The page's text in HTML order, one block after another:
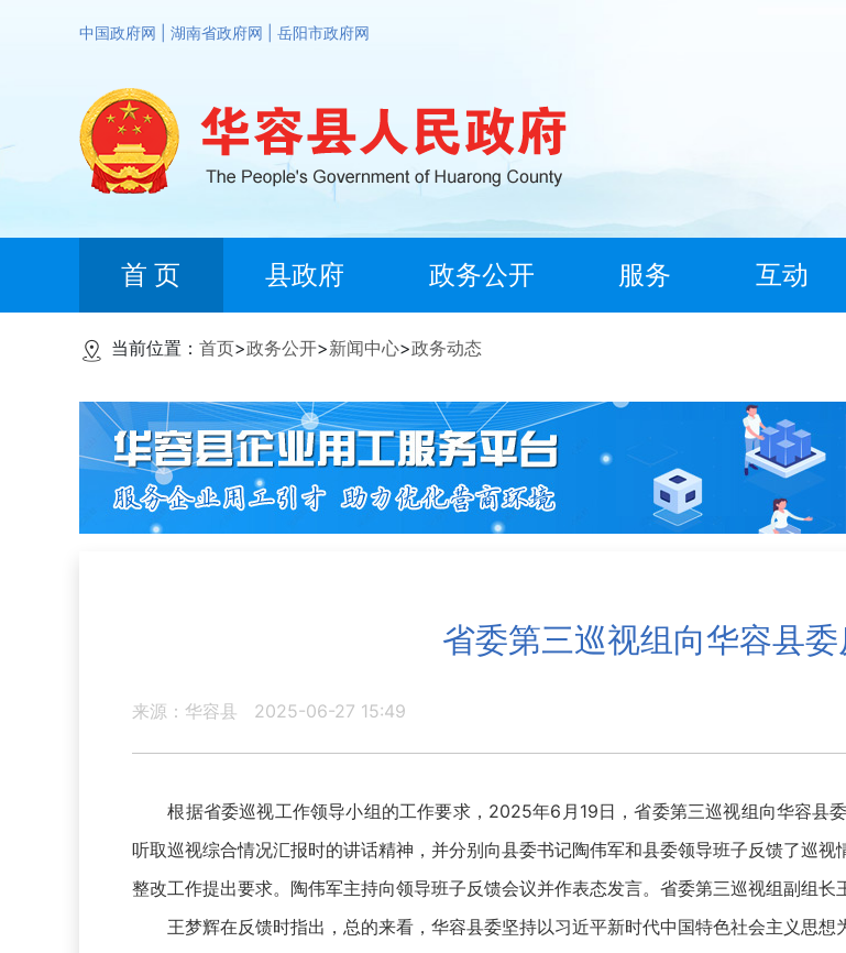
中国政府网 湖南省政府网 岳阳市政府网
首 页 县政府 政务公开 服务 互动
当前位置： 首页>政务公开>新闻中心>政务动态
省委第三巡视组向华容县
来源：华容县 2025-06-27 15:49
根据省委巡视工作领导小组的工作要求，2025年6月19日，省委第三巡视组向华容县
听取巡视综合情况汇报时的讲话精神，并分别向县委书记陶伟军和县委领导班子反馈了巡
整改工作提出要求。陶伟军主持向领导班子反馈会议并作表态发言。省委第三巡视组副组长
王梦辉在反馈时指出，总的来看，华容县委坚持以习近平新时代中国特色社会主义思想